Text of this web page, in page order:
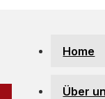
Home
Über